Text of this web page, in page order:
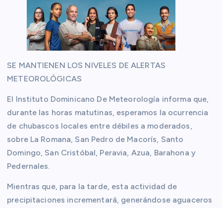
SE MANTIENEN LOS NIVELES DE ALERTAS
METEOROLÓGICAS
El Instituto Dominicano De Meteorología informa que,
durante las horas matutinas, esperamos la ocurrencia
de chubascos locales entre débiles a moderados,
sobre La Romana, San Pedro de Macorís, Santo
Domingo, San Cristóbal, Peravia, Azua, Barahona y
Pedernales.
Mientras que, para la tarde, esta actividad de
precipitaciones incrementará, generándose aguaceros